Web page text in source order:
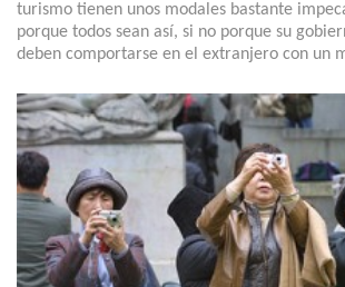
turismo tienen unos modales bastante
porque todos sean así, si no porque su
deben comportarse en el extranjero con un